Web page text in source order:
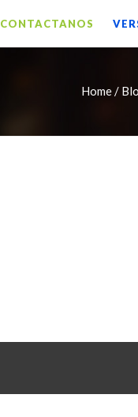
CONTACTANOS
Home /